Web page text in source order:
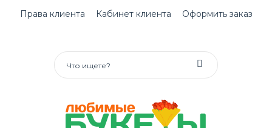
Права клиента Кабинет клиента Оформить заказ